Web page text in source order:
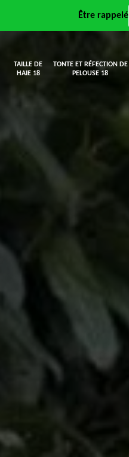
Être rappelé
TAILLE DE
HAIE 18
TONTE ET RÉFECTION DE
PELOUSE 18